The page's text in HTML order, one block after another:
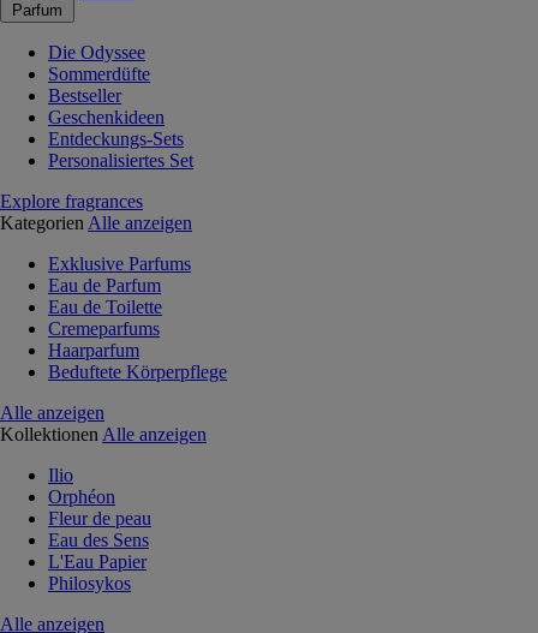
Parfum
Die Odyssee
Sommerdüfte
Bestseller
Geschenkideen
Entdeckungs-Sets
Personalisiertes Set
Explore fragrances
Kategorien Alle anzeigen
Exklusive Parfums
Eau de Parfum
Eau de Toilette
Cremeparfums
Haarparfum
Beduftete Körperpflege
Alle anzeigen
Kollektionen Alle anzeigen
Ilio
Orphéon
Fleur de peau
Eau des Sens
L'Eau Papier
Philosykos
Alle anzeigen